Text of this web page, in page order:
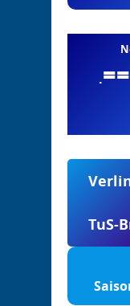
.
TuS-